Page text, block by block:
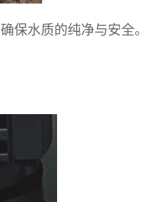
保水质的纯净与安全。